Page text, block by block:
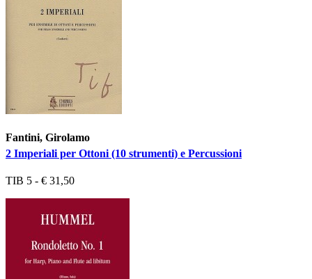
Fantini, Girolamo
2 Imperiali per Ottoni (10 strumenti) e Percussioni
TIB 5 - € 31,50